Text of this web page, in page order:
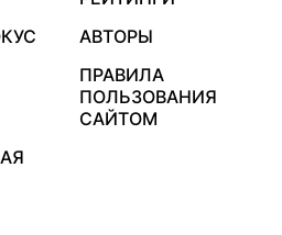
АВТОРЫ
ПРАВИЛА
ПОЛЬЗОВАНИЯ
САЙТОМ